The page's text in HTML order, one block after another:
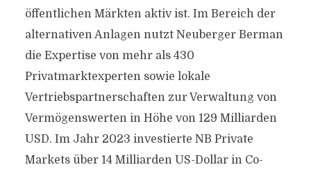
öffentlichen Märkten aktiv ist. Im Bereich der
alternativen Anlagen nutzt Neuberger Berman
die Expertise von mehr als 430
Privatmarktexperten sowie lokale
Vertriebspartnerschaften zur Verwaltung von
Vermögenswerten in Höhe von 129 Milliarden
USD. Im Jahr 2023 investierte NB Private
Markets über 14 Milliarden US-Dollar in Co-